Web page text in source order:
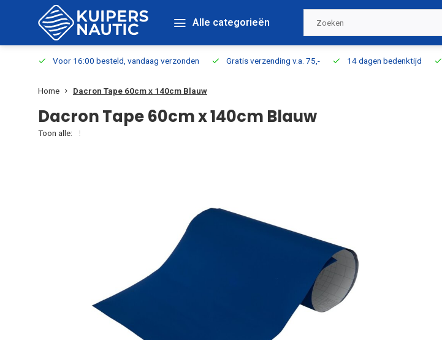
Alle categorieën
Voor 16:00 besteld, vandaag verzonden Gratis verzending v.a. 75,- 14 dagen bedenktijd
Home Dacron Tape 60cm x 140cm Blauw
Dacron Tape 60cm x 140cm Blauw
Toon alle: